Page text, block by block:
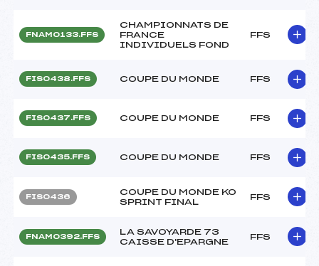
FNAM0133.FFS
CHAMPIONNATS DE
FRANCE
INDIVIDUELS FOND
FFS
FIS0438.FFS COUPE DU MONDE FFS
FIS0437.FFS COUPE DU MONDE FFS
FIS0435.FFS COUPE DU MONDE FFS
FIS0436
COUPE DU MONDE KO
SPRINT FINAL
FFS
FNAM0392.FFS
LA SAVOYARDE 73
CAISSE D'EPARGNE
FFS